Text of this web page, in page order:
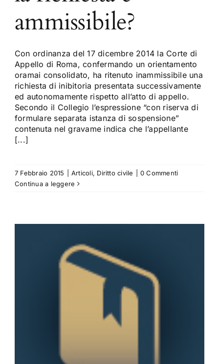
ammissibile?
Con ordinanza del 17 dicembre 2014 la Corte di
Appello di Roma, confermando un orientamento
oramai consolidato, ha ritenuto inammissibile una
richiesta di inibitoria presentata successivamente
ed autonomamente rispetto all’atto di appello.
Secondo il Collegio l’espressione “con riserva di
formulare separata istanza di sospensione”
contenuta nel gravame indica che l’appellante
[...]
7 Febbraio 2015 Articoli, Diritto civile
0 Commenti
Continua a leggere